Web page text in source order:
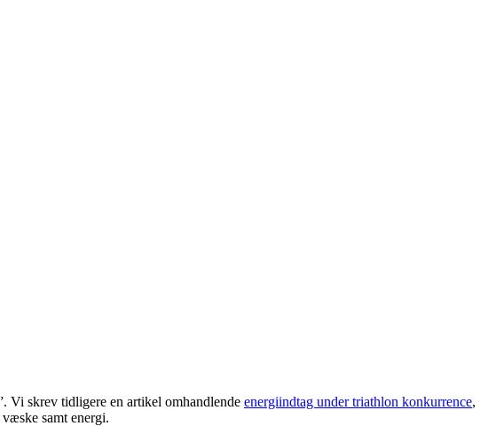
Vi skrev tidligere en artikel omhandlende energiindtag under triathlon konkurrence,
samt energi.